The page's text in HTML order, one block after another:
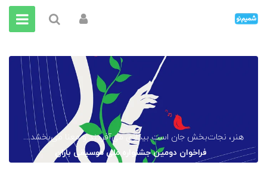
فراخوان دومین جشنواره ملی موسیقی باران
هنر، نجات‌بخش جان است بیداری می‌آفریند و معنا می‌بخشد....